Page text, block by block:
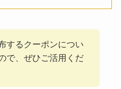
するクーポンについ
で、ぜひご活用くだ